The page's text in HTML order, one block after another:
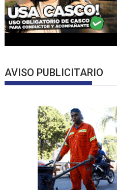
AVISO PUBLICITARIO